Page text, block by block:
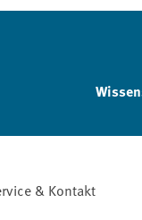
& Kontakt